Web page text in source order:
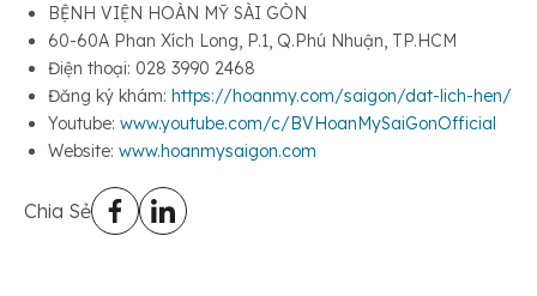
BỆNH VIỆN HOÀN MỸ SÀI GÒN
60-60A Phan Xích Long, P.1, Q.Phú Nhuận, TP.HCM
Điện thoại: 028 3990 2468
Đăng ký khám: https://hoanmy.com/saigon/dat-lich-hen/
Youtube: www.youtube.com/c/BVHoanMySaiGonOfficial
Website: www.hoanmysaigon.com
Chia Sẻ